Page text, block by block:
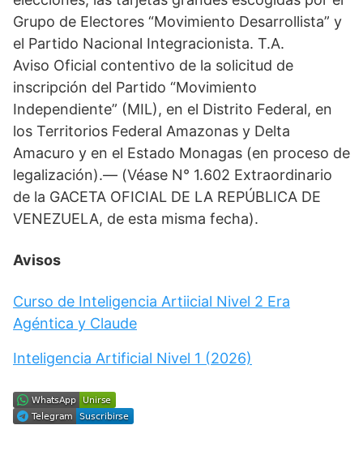
Grupo de Electores “Movimiento Desarrollista” y
el Partido Nacional Integracionista. T.A.
Aviso Oficial contentivo de la solicitud de
inscripción del Partido “Movimiento
Independiente” (MIL), en el Distrito Federal, en
los Territorios Federal Amazonas y Delta
Amacuro y en el Estado Monagas (en proceso de
legalización).— (Véase N° 1.602 Extraordinario
de la GACETA OFICIAL DE LA REPÚBLICA DE
VENEZUELA, de esta misma fecha).
Avisos
Curso de Inteligencia Artiicial Nivel 2 Era
Agéntica y Claude
Inteligencia Artificial Nivel 1 (2026)